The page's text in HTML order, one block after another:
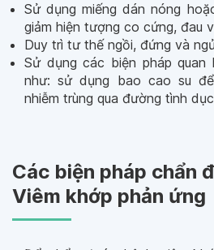
Sử dụng miếng dán nóng
giảm hiện tượng co cứng, đau
Duy trì tư thế ngồi, đứng và
Sử dụng các biện pháp
như: sử dụng bao cao su
nhiễm trùng qua đường tình dục
Các biện pháp chẩn
Viêm khớp phản ứng